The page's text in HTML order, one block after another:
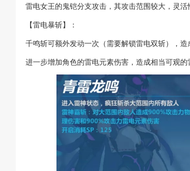
雷电女王的鬼铠分支攻击，其攻击范围较大，灵
【雷电暴斩】：
千鸣斩可额外发动一次（需要解锁雷电双斩），
进一步增加角色的雷电元素伤害，造成相当可观的